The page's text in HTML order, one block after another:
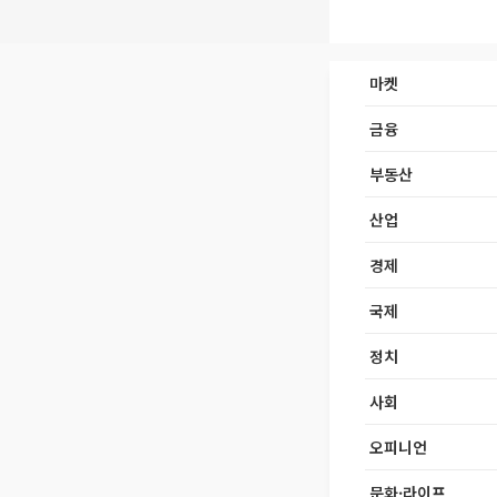
마켓
금융
부동산
산업
경제
국제
정치
사회
오피니언
문화·라이프